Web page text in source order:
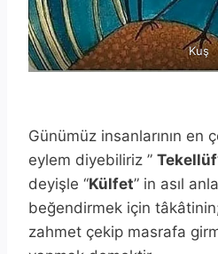
Kuş
Günümüz insanlarının en
eylem diyebiliriz ” Tekellüf
deyişle “Külfet” in asıl
beğendirmek için
zahmet çekip masrafa